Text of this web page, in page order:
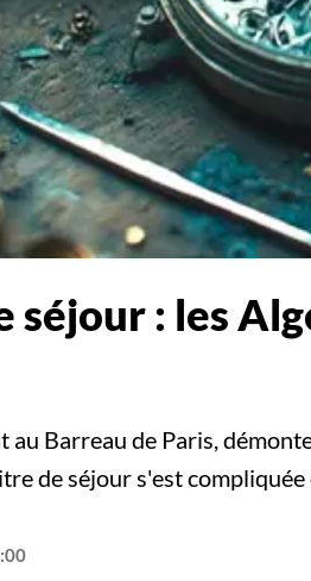
séjour : les
au Barreau de Paris,
de séjour s'est compliquée